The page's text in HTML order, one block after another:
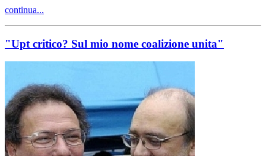
continua...
"Upt critico? Sul mio nome coalizione unita"